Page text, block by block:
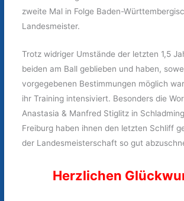
zweite Mal in Folge Baden-
Landesmeister.
Trotz widriger Umstände der letzten 1,5
beiden am Ball geblieben und haben,
vorgegebenen Bestimmungen möglich
ihr Training intensiviert. Besonders die
Anastasia & Manfred Stiglitz in
Freiburg haben ihnen den letzten Schliff
der Landesmeisterschaft so gut
Herzlichen